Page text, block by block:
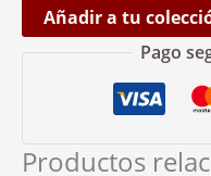
Añadir a tu
Pago
Productos